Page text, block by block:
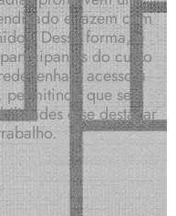
e fazem com
Dessa forma, é
do curso
tenham acesso a
permitindo que se
e se destacar